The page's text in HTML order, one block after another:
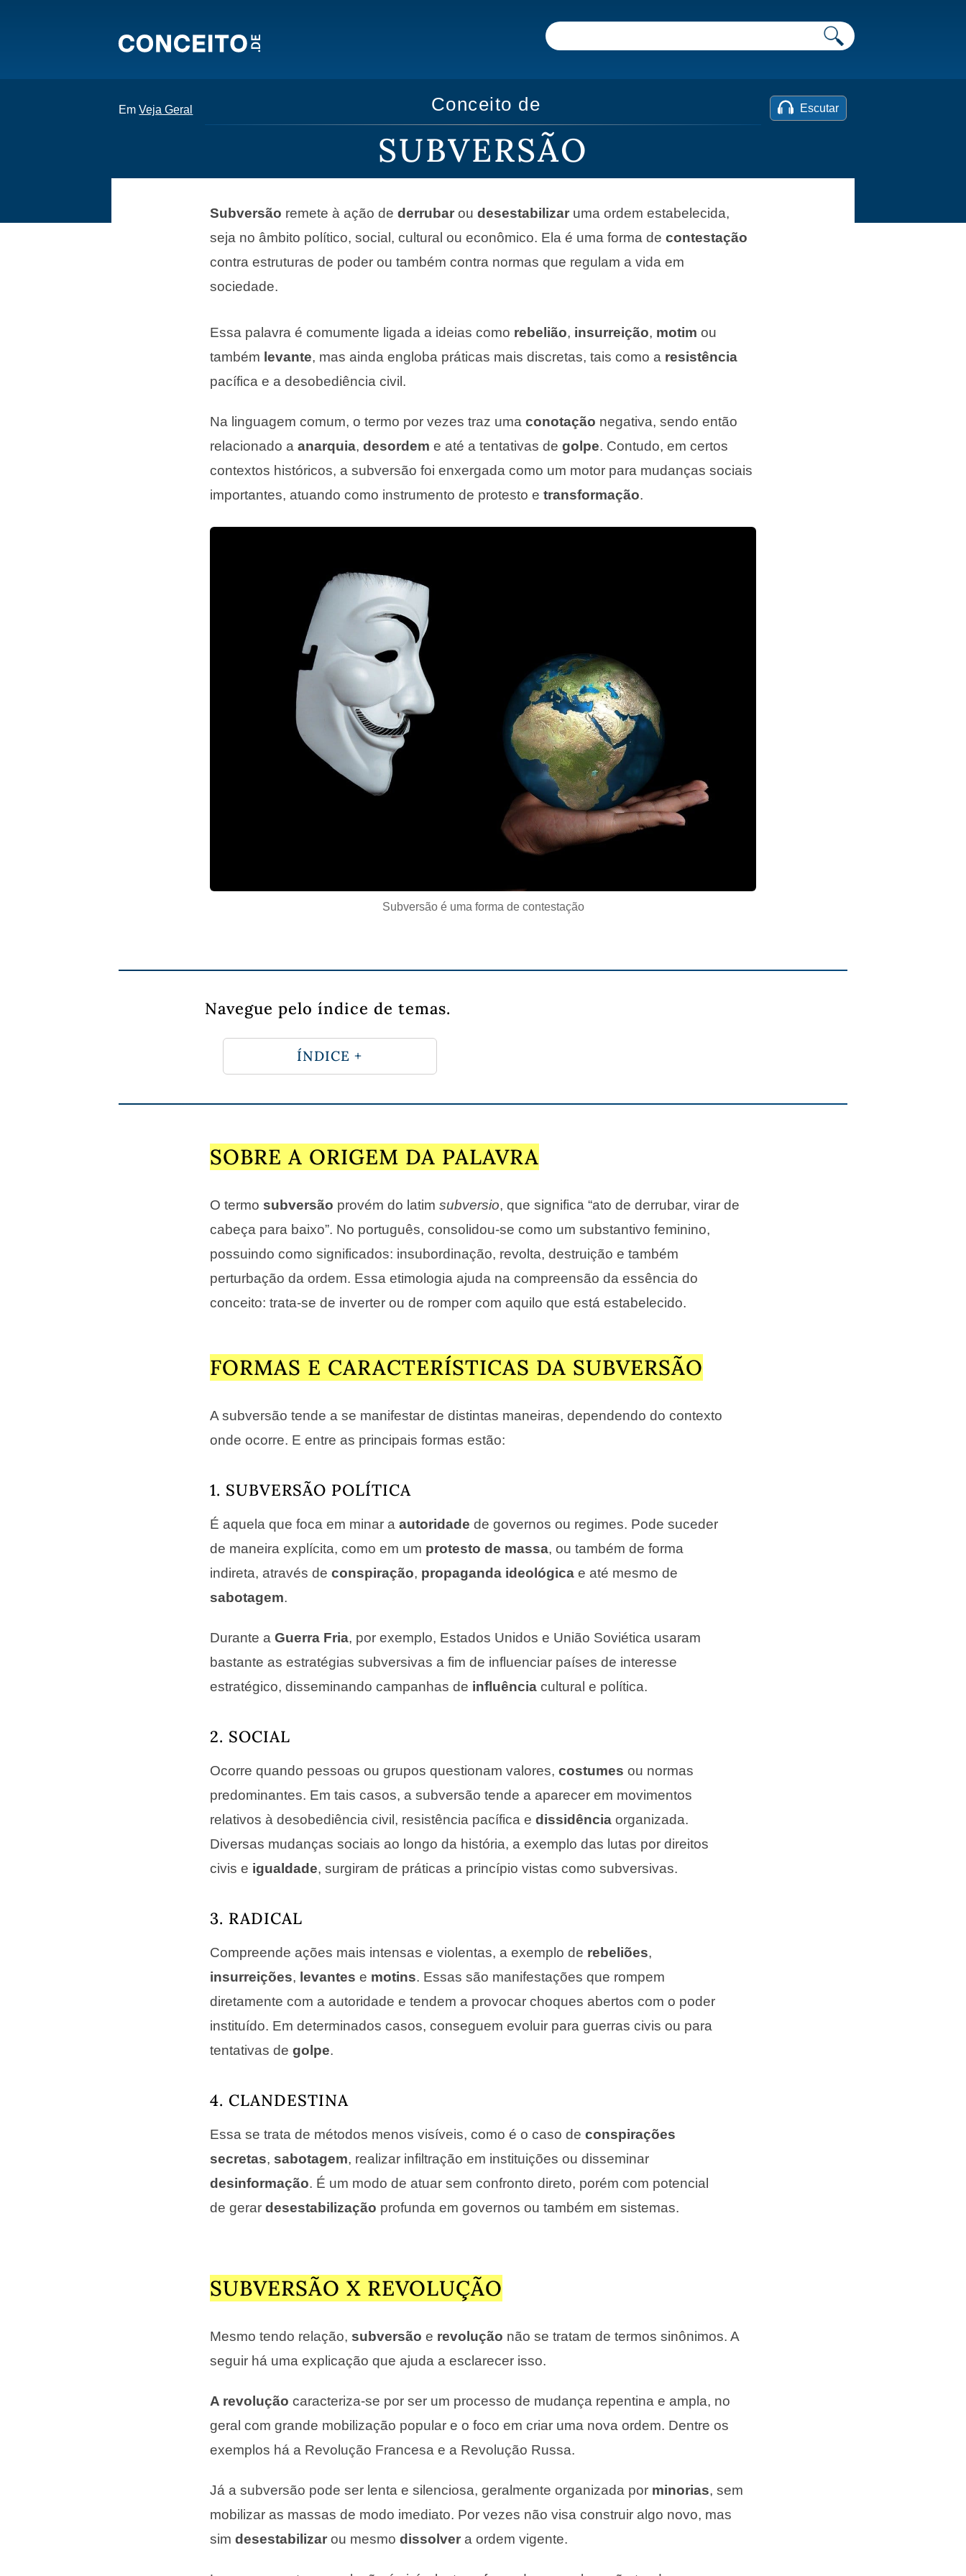
EmVeja Geral Escutar
Conceito de
SUBVERSÃO
Subversão é uma forma de contestação
Subversão remete à ação dederrubar oudesestabilizar uma ordem estabelecida,
seja no âmbito político, social, cultural ou econômico. Ela é uma forma decontestação
contra estruturas de poder ou também contra normas que regulam a vida em
sociedade.
Essa palavra é comumente ligada a ideias como rebelião, insurreição, motim ou
também levante, mas ainda engloba práticas mais discretas, tais como a resistência
pacífica e a desobediência civil.
Na linguagem comum, o termo por vezes traz umaconotação negativa, sendo então
relacionado aanarquia,desordem e até a tentativas degolpe. Contudo, em certos
contextos históricos, a subversão foi enxergada como um motor para mudanças sociais
importantes, atuando como instrumento de protesto etransformação.
Navegue pelo índice de temas.
ÍNDICE +
SOBRE A ORIGEM DA PALAVRA
O termo subversão provém do latimsubversio, que significa “ato de derrubar, virar de
cabeça para baixo”. No português, consolidou-se como um substantivo feminino,
possuindo como significados: insubordinação, revolta, destruição e também
perturbação da ordem. Essa etimologia ajuda na compreensão da essência do
conceito: trata-se de inverter ou de romper com aquilo que está estabelecido.
FORMAS E CARACTERÍSTICAS DA SUBVERSÃO
A subversão tende a se manifestar de distintas maneiras, dependendo do contexto
onde ocorre. E entre as principais formas estão:
1. SUBVERSÃO POLÍTICA
É aquela que foca em minar aautoridadede governos ou regimes. Pode suceder
de maneira explícita, como em um protesto de massa, ou também de forma
indireta, através deconspiração, propaganda ideológica e até mesmo de
sabota­gem.
Durante aGuerra Fria, por exemplo, Estados Unidos e União Soviética usaram
bastante as estratégias subversivas a fim de influenciar países de interesse
estratégico, disseminando campanhas de influência cultural e política.
2. SOCIAL
Ocorre quando pessoas ou grupos questionam valores,costumesou normas
predominantes. Em tais casos, a subversão tende a aparecer em movimentos
relativos à desobediência civil, resistência pacífica edissidência organizada.
Diversas mudanças sociais ao longo da história, a exemplo das lutas por direitos
civis e igualdade, surgiram de práticas a princípio vistas como subversivas.
3. RADICAL
Compreende ações mais intensas e violentas, a exemplo de rebeliões,
insurreições, levantes e motins. Essas são manifestações que rompem
diretamente com a autoridade e tendem a provocar choques abertos com o poder
instituído. Em determinados casos, conseguem evoluir para guerras civis ou para
tentativas degolpe.
4. CLANDESTINA
Essa se trata de métodos menos visíveis, como é o caso deconspirações
secretas, sabota­gem, realizar infiltração em instituições ou disseminar
desinformação. É um modo de atuar sem confronto direto, porém com potencial
de gerardesestabilização profunda em governos ou também em sistemas.
SUBVERSÃO X REVOLUÇÃO
Mesmo tendo relação, subversão e revolução não se tratam de termos sinônimos. A
seguir há uma explicação que ajuda a esclarecer isso.
A revoluçãocaracteriza-se por ser um processo de mudança repentina e ampla, no
geral com grande mobilização popular e o foco em criar uma nova ordem. Dentre os
exemplos há a Revolução Francesa e a Revolução Russa.
Já a subversão pode ser lenta e silenciosa, geralmente organizada por minorias, sem
mobilizar as massas de modo imediato. Por vezes não visa construir algo novo, mas
simdesestabilizar ou mesmodissolver a ordem vigente.